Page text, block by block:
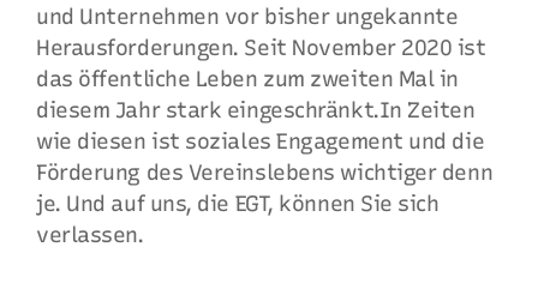
und Unternehmen vor bisher ungekannte
Herausforderungen. Seit November 2020 ist
das öffentliche Leben zum zweiten Mal in
diesem Jahr stark eingeschränkt.In Zeiten
wie diesen ist soziales Engagement und die
Förderung des Vereinslebens wichtiger denn
je. Und auf uns, die EGT, können Sie sich
verlassen.